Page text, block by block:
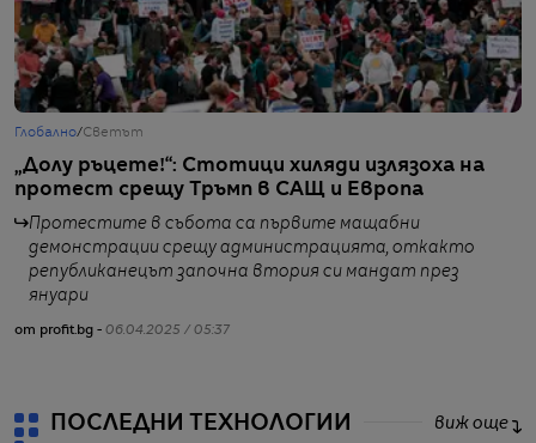
Глобално/Светът
„Долу ръцете!“: Стотици хиляди излязоха на
протест срещу Тръмп в САЩ и Европа
Протестите в събота са първите мащабни
демонстрации срещу администрацията, откакто
републиканецът започна втория си мандат през
януари
от profit.bg - 06.04.2025 / 05:37
ПОСЛЕДНИ ТЕХНОЛОГИИ виж още